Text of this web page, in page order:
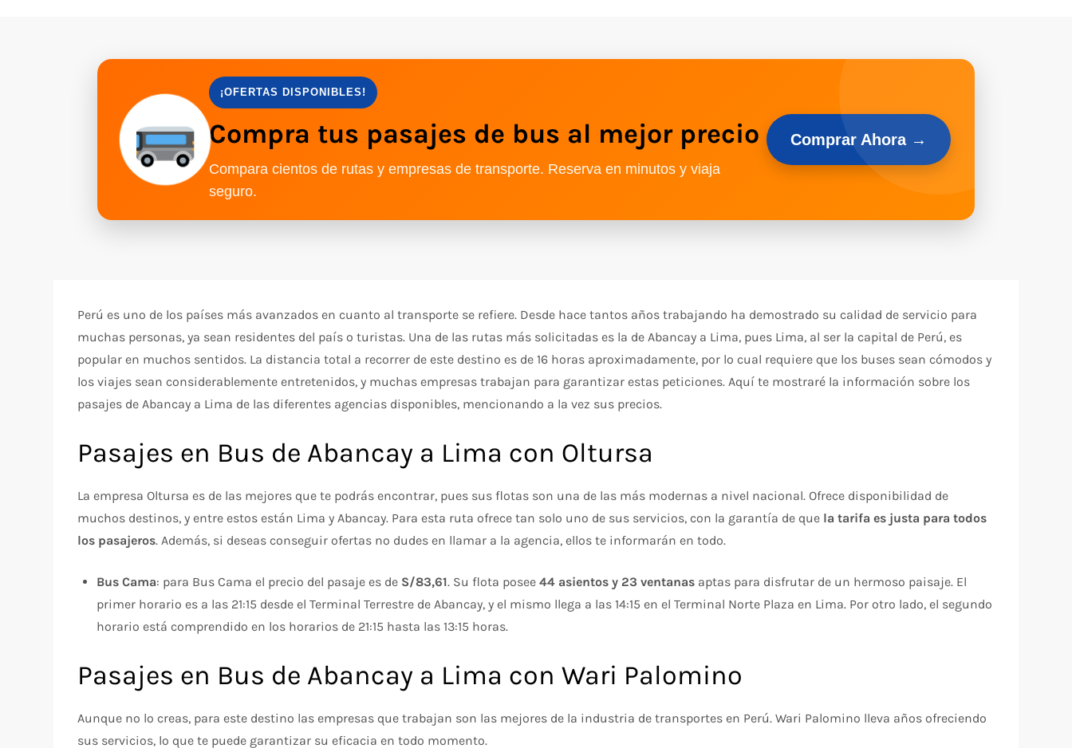
¡OFERTAS DISPONIBLES!
Compra tus pasajes de bus al mejor precio
Compara cientos de rutas y empresas de transporte. Reserva en minutos y viaja
seguro.
Comprar Ahora →
Perú es uno de los países más avanzados en cuanto al transporte se refiere. Desde hace tantos años trabajando ha demostrado su calidad de servicio para
muchas personas, ya sean residentes del país o turistas. Una de las rutas más solicitadas es la de Abancay a Lima, pues Lima, al ser la capital de Perú, es
popular en muchos sentidos. La distancia total a recorrer de este destino es de 16 horas aproximadamente, por lo cual requiere que los buses sean cómodos y
los viajes sean considerablemente entretenidos, y muchas empresas trabajan para garantizar estas peticiones. Aquí te mostraré la información sobre los
pasajes de Abancay a Lima de las diferentes agencias disponibles, mencionando a la vez sus precios.
Pasajes en Bus de Abancay a Lima con Oltursa
La empresa Oltursa es de las mejores que te podrás encontrar, pues sus flotas son una de las más modernas a nivel nacional. Ofrece disponibilidad de
muchos destinos, y entre estos están Lima y Abancay. Para esta ruta ofrece tan solo uno de sus servicios, con la garantía de que la tarifa es justa para todos
los pasajeros. Además, si deseas conseguir ofertas no dudes en llamar a la agencia, ellos te informarán en todo.
Bus Cama: para Bus Cama el precio del pasaje es de S/83,61. Su flota posee44 asientos y 23 ventanas aptas para disfrutar de un hermoso paisaje. El
primer horario es a las 21:15 desde el Terminal Terrestre de Abancay, y el mismo llega a las 14:15 en el Terminal Norte Plaza en Lima. Por otro lado, el segundo
horario está comprendido en los horarios de 21:15 hasta las 13:15 horas.
Pasajes en Bus de Abancay a Lima con Wari Palomino
Aunque no lo creas, para este destino las empresas que trabajan son las mejores de la industria de transportes en Perú. Wari Palomino lleva años ofreciendo
sus servicios, lo que te puede garantizar su eficacia en todo momento.